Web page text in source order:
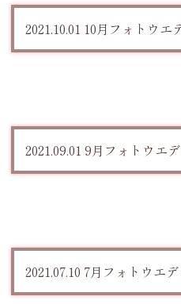
2021.10.01 10月フォトウ
2021.09.01 9月フォトウエ
2021.07.10 7月フォトウエ